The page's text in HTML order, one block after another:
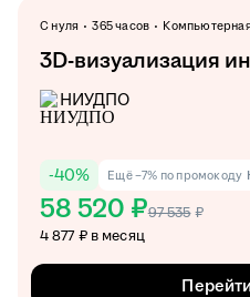
С нуля 365 часов
3D-визуализация
НИУДПО
-40% Ещё −7% по промокоду
58 520 ₽97 535 ₽
4 877 ₽ в месяц